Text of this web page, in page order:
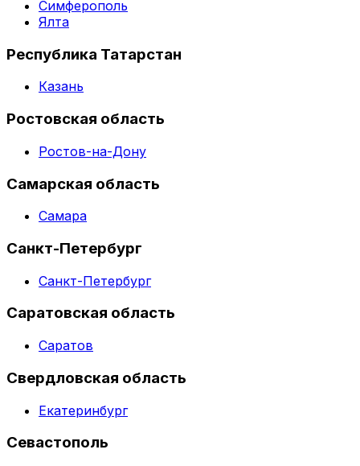
Симферополь
Ялта
Республика Татарстан
Казань
Ростовская область
Ростов-на-Дону
Самарская область
Самара
Санкт-Петербург
Санкт-Петербург
Саратовская область
Саратов
Свердловская область
Екатеринбург
Севастополь